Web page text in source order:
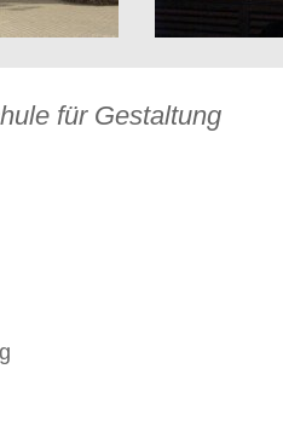
für Gestaltung